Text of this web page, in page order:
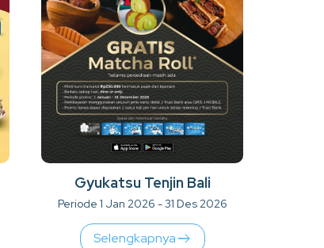
Gyukatsu Tenjin Bali
Periode 1 Jan 2026 - 31 Des 2026
Selengkapnya